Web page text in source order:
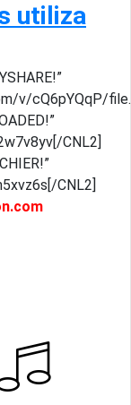
utiliza
v/cQ6pYQqP/
CNL2]
CNL2]